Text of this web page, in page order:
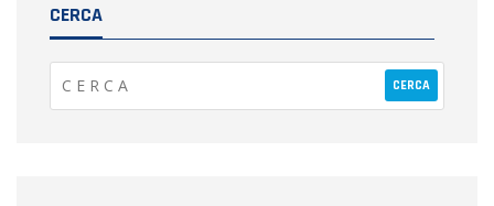
CERCA